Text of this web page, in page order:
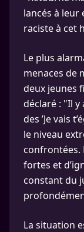
lancés à
raciste à cet
Le plus
menaces de
deux jeunes
déclaré : "Il y
des ’Je vais
le niveau
confrontées.
fortes et
constant du
La situation